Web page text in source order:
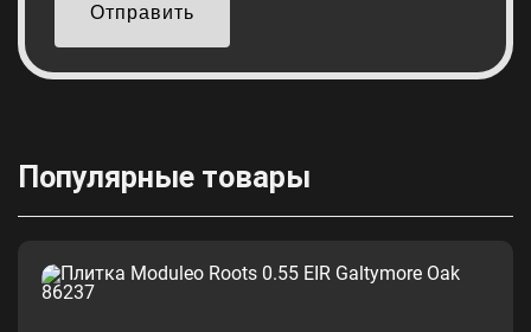
Отправить
Популярные товары